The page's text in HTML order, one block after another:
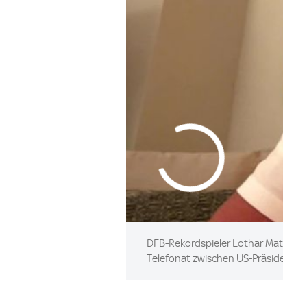
DFB-Rekordspieler Lothar
Telefonat zwischen US-